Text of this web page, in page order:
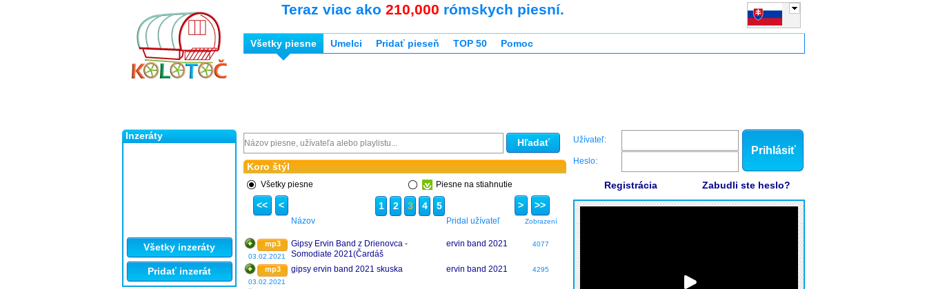
Inzeráty
Všetky inzeráty
Pridať inzerát
Teraz viac ako 210,000 rómskych piesní.
Všetky piesne Umelci Pridať pieseň TOP 50 Pomoc
Hľadať
Koro štýl
Všetky piesne Piesne na stiahnutie
<< < 1 2 3 4 5 > >>
Názov Pridal užívateľ Zobrazení
mp3
03.02.2021
Gipsy Ervin Band z Drienovca -
Somodiate 2021(Čardáš
ervin band 2021 4077
mp3
03.02.2021
gipsy ervin band 2021 skuska ervin band 2021 4295
Užívateľ:
Heslo:
Prihlásiť
Registrácia Zabudli ste heslo?